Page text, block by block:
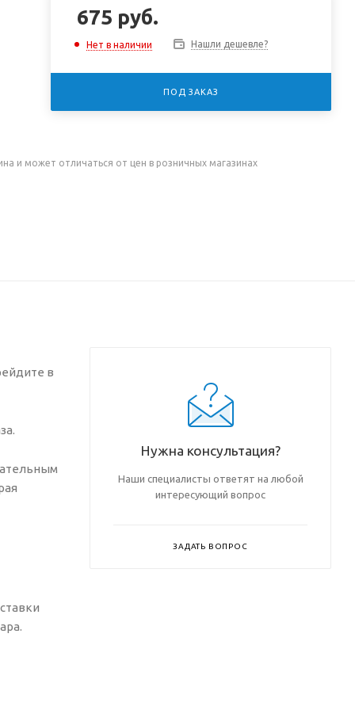
675 руб.
Нет в наличии Нашли дешевле?
ПОД ЗАКАЗ
и может отличаться от цен в розничных магазинах
в
Нужна консультация?
Наши специалисты ответят на любой
интересующий вопрос
ЗАДАТЬ ВОПРОС